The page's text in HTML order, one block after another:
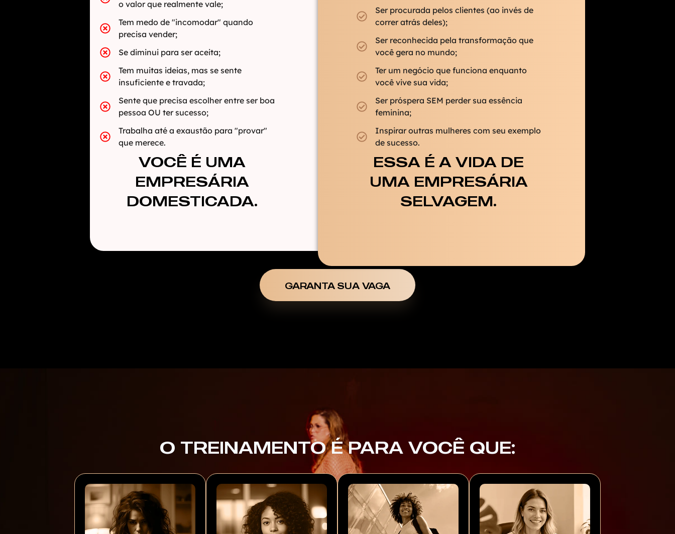
o valor que realmente vale;
Tem medo de "incomodar" quando
precisa vender;
Se diminui para ser aceita;
Tem muitas ideias, mas se sente
insuficiente e travada;
Sente que precisa escolher entre ser boa
pessoa OU ter sucesso;
Trabalha até a exaustão para "provar"
que merece.
VOCÊ É UMA
EMPRESÁRIA
DOMESTICADA.
Ser procurada pelos clientes (ao invés de
correr atrás deles);
Ser reconhecida pela transformação que
você gera no mundo;
Ter um negócio que funciona enquanto
você vive sua vida;
Ser próspera SEM perder sua essência
feminina;
Inspirar outras mulheres com seu exemplo
de sucesso.
ESSA É A VIDA DE
UMA EMPRESÁRIA
SELVAGEM.
GARANTA SUA VAGA
O TREINAMENTO É PARA VOCÊ QUE: